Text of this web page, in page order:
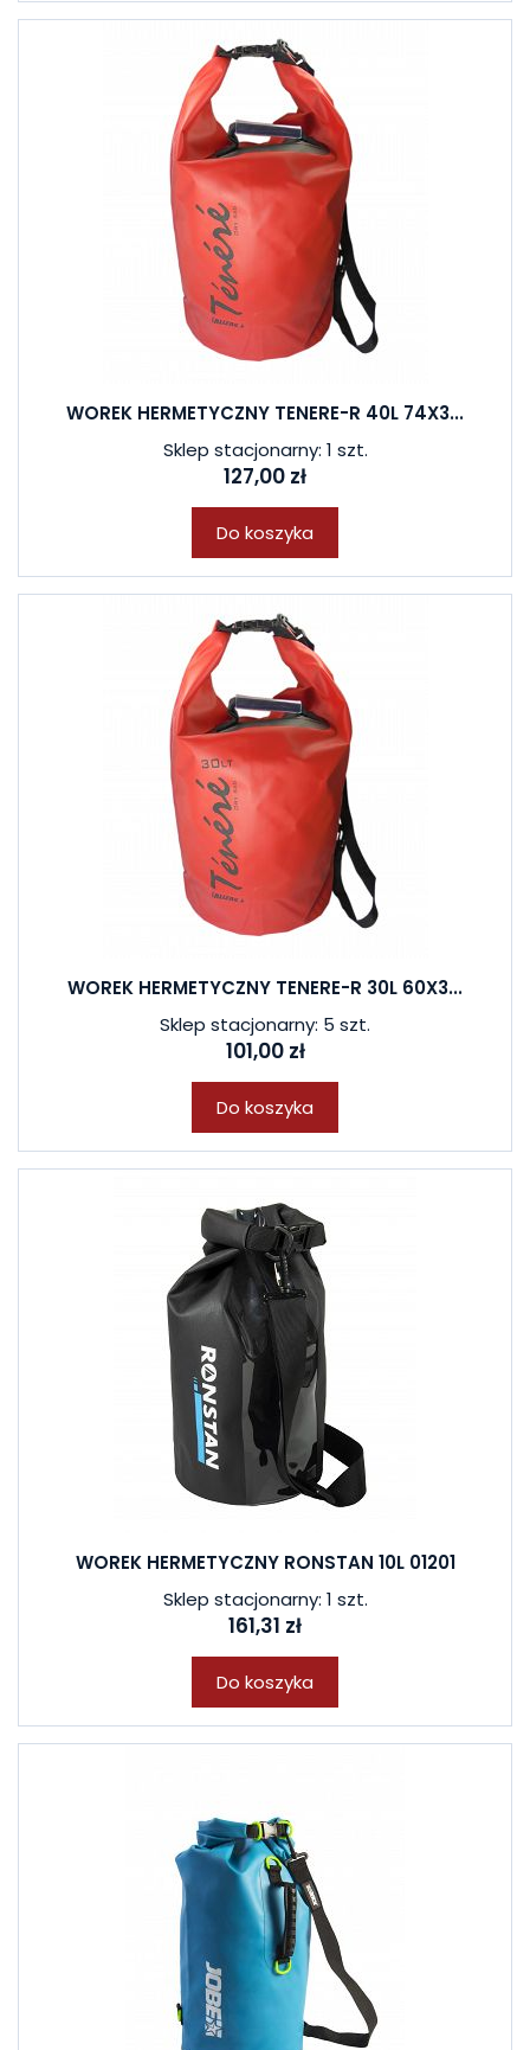
WOREK HERMETYCZNY TENERE-R 40L 74X3...
Sklep stacjonarny: 1 szt.
127,00 zł
Do koszyka
WOREK HERMETYCZNY TENERE-R 30L 60X3...
Sklep stacjonarny: 5 szt.
101,00 zł
Do koszyka
WOREK HERMETYCZNY RONSTAN 10L 01201
Sklep stacjonarny: 1 szt.
161,31 zł
Do koszyka